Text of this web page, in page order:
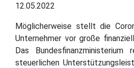
12.05.2022
Möglicherweise stellt die
Unternehmer vor große
Das
steuerlichen